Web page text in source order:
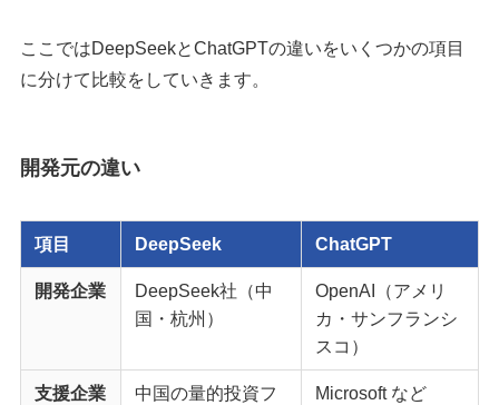
ここではDeepSeekとChatGPTの違いをいくつかの項目
に分けて比較をしていきます。
開発元の違い
項目 DeepSeek ChatGPT
開発企業
DeepSeek社（中
国・杭州）
OpenAI（アメリ
カ・サンフランシ
スコ）
支援企業
中国の量的投資フ
Microsoft など